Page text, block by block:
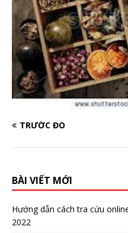
TRƯỚC ĐÓ
BÀI VIẾT MỚI
Hướng dẫn cách tra cứu
2022